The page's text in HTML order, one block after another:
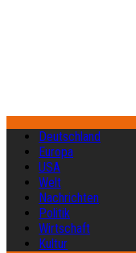
Deutschland
Europa
USA
Welt
Nachrichten
Politik
Wirtschaft
Kultur